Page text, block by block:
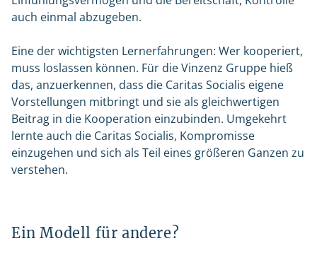
auch einmal abzugeben.
Eine der wichtigsten Lernerfahrungen: Wer kooperiert,
muss loslassen können. Für die Vinzenz Gruppe hieß
das, anzuerkennen, dass die Caritas Socialis eigene
Vorstellungen mitbringt und sie als gleichwertigen
Beitrag in die Kooperation einzubinden. Umgekehrt
lernte auch die Caritas Socialis, Kompromisse
einzugehen und sich als Teil eines größeren Ganzen zu
verstehen.
Ein Modell für andere?